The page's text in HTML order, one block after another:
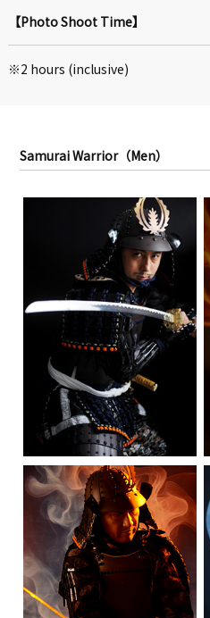
【Photo Shoot Time】
※2 hours (inclusive)
Samurai Warrior（Men）